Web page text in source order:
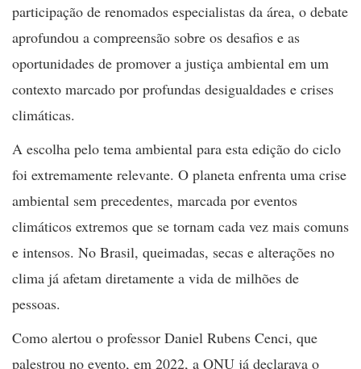
participação de renomados especialistas da área, o debate
aprofundou a compreensão sobre os desafios e as
oportunidades de promover a justiça ambiental em um
contexto marcado por profundas desigualdades e crises
climáticas.
A escolha pelo tema ambiental para esta edição do ciclo
foi extremamente relevante. O planeta enfrenta uma crise
ambiental sem precedentes, marcada por eventos
climáticos extremos que se tornam cada vez mais comuns
e intensos. No Brasil, queimadas, secas e alterações no
clima já afetam diretamente a vida de milhões de
pessoas.
Como alertou o professor Daniel Rubens Cenci, que
palestrou no evento, em 2022, a ONU já declarava o